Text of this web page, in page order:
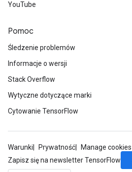
YouTube
Pomoc
Śledzenie problemów
Informacje o wersji
Stack Overflow
Wytyczne dotyczące marki
Cytowanie TensorFlow
Warunki Prywatność
Manage cookies
Zapisz się na newsletter TensorFlow